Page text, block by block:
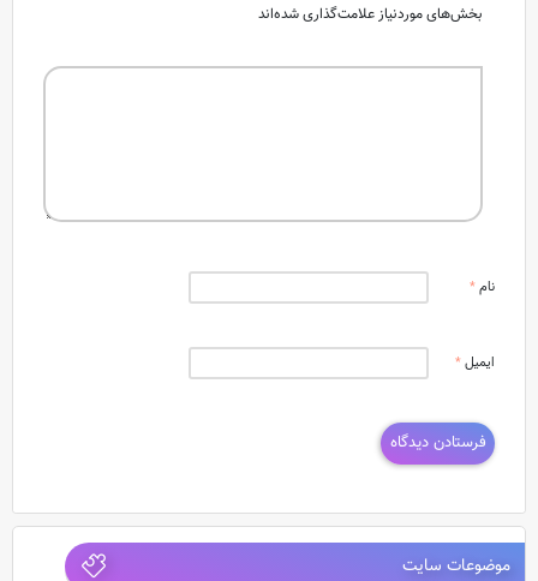
بخش‌های موردنیاز علامت‌گذاری شده‌اند
نام*
ایمیل*
موضوعات سایت